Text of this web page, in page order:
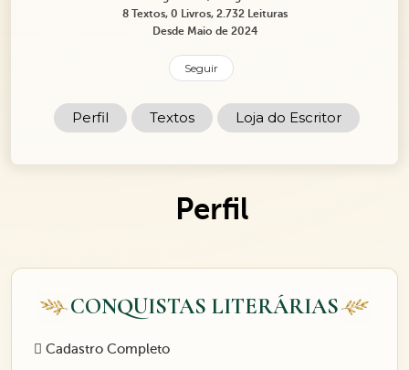
8 Textos, 0 Livros, 2.732 Leituras
Desde Maio de 2024
Seguir
Perfil Textos Loja do Escritor
Perfil
CONQUISTAS LITERÁRIAS
Cadastro Completo